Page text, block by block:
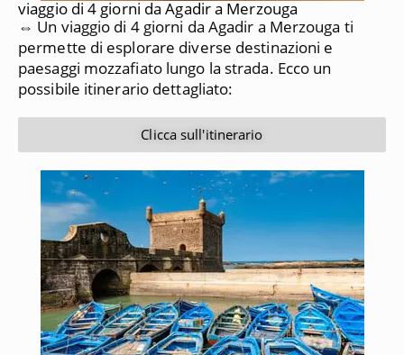
viaggio di 4 giorni da Agadir a Merzouga
⇔ Un viaggio di 4 giorni da Agadir a Merzouga ti
permette di esplorare diverse destinazioni e
paesaggi mozzafiato lungo la strada. Ecco un
possibile itinerario dettagliato:
Clicca sull'itinerario